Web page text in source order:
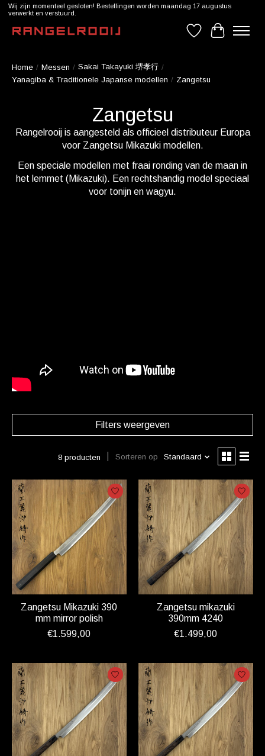
Wij zijn momenteel gesloten! Bestellingen worden maandag 17 augustus
verwerkt en verstuurd.
Verlanglijst
Home / Messen / Sakai Takayuki 堺孝行 /
Yanagiba & Traditionele Japanse modellen / Zangetsu
Zangetsu
Rangelrooij is aangesteld als officieel distributeur Europa
voor Zangetsu Mikazuki modellen.
Een speciale modellen met fraai ronding van de maan in
het lemmet (Mikazuki). Een rechtshandig model speciaal
voor tonijn en wagyu.
Filters weergeven
8 producten Sorteren op Standaard
Zangetsu Mikazuki 390
mm mirror polish
€1.599,00
Zangetsu mikazuki
390mm 4240
€1.499,00